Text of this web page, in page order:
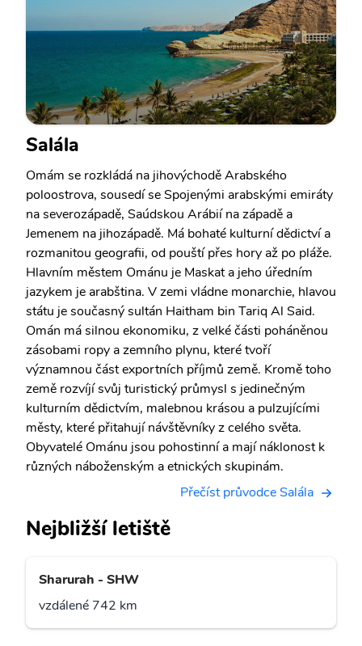
Salála
Omám se rozkládá na jihovýchodě Arabského
poloostrova, sousedí se Spojenými arabskými emiráty
na severozápadě, Saúdskou Arábií na západě a
Jemenem na jihozápadě. Má bohaté kulturní dědictví a
rozmanitou geografii, od pouští přes hory až po pláže.
Hlavním městem Ománu je Maskat a jeho úředním
jazykem je arabština. V zemi vládne monarchie, hlavou
státu je současný sultán Haitham bin Tariq Al Said.
Omán má silnou ekonomiku, z velké části poháněnou
zásobami ropy a zemního plynu, které tvoří
významnou část exportních příjmů země. Kromě toho
země rozvíjí svůj turistický průmysl s jedinečným
kulturním dědictvím, malebnou krásou a pulzujícími
městy, které přitahují návštěvníky z celého světa.
Obyvatelé Ománu jsou pohostinní a mají náklonost k
různých náboženským a etnických skupinám.
Přečíst průvodce Salála
Nejbližší letiště
Sharurah - SHW
vzdálené 742 km